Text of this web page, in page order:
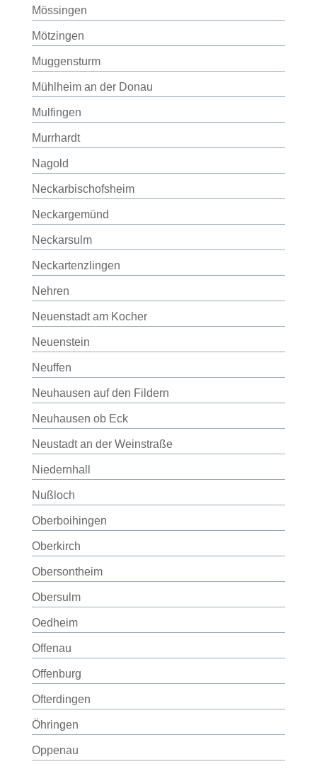
Mössingen
Mötzingen
Muggensturm
Mühlheim an der Donau
Mulfingen
Murrhardt
Nagold
Neckarbischofsheim
Neckargemünd
Neckarsulm
Neckartenzlingen
Nehren
Neuenstadt am Kocher
Neuenstein
Neuffen
Neuhausen auf den Fildern
Neuhausen ob Eck
Neustadt an der Weinstraße
Niedernhall
Nußloch
Oberboihingen
Oberkirch
Obersontheim
Obersulm
Oedheim
Offenau
Offenburg
Ofterdingen
Öhringen
Oppenau